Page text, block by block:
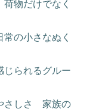
物だけでなく
の小さなぬく
じられるグルー
さしさ 家族の